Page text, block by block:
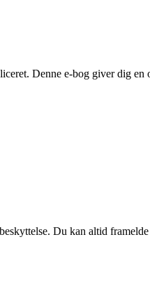
Denne e-bog giver dig
Du kan altid